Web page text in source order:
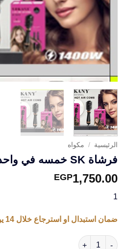
الرئيسية / مكواه
فرشاة SK خمسه في واحد 1400 وات
EGP1,750.00
1
ضمان استبدال او استرجاع خلال 14 يوم من استلام المنتج
كمية فرشاة SK خمسه في واحد 1400 وات